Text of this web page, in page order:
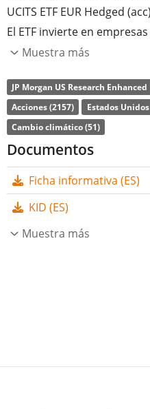
UCITS ETF EUR Hedged
El ETF invierte en
generar una rentabilidad
criterios ESG
Además, se tienen en
protección del clima.
del ETF seacumulany se
El JPMorgan US Research
UCITS ETF EUR Hedged
Muestra más
JP Morgan US Research
Acciones (2157)
Estados
Cambio climático (51)
Documentos
Ficha informativa (ES)
KID (ES)
Muestra más